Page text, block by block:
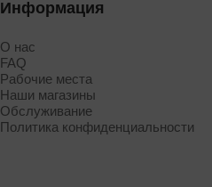
Информация
О нас
FAQ
Рабочие места
Наши магазины
Обслуживание
Политика конфиденциальности